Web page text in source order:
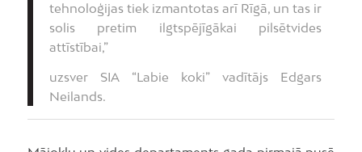
tehnoloģijas tiek izmantotas arī Rīgā, un tas ir
solis pretim ilgtspējīgākai pilsētvides
attīstībai,”
uzsver SIA “Labie koki” vadītājs Edgars
Neilands.